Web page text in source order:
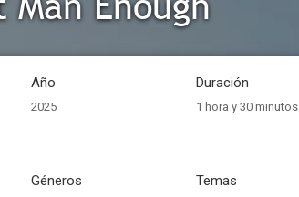
Año
2025
Duración
1 hora y 30 minutos
Géneros Temas